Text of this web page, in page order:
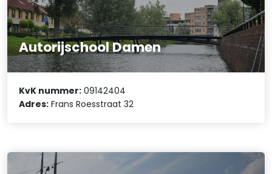
Autorijschool Damen
KvK nummer: 09142404
Adres: Frans Roesstraat 32